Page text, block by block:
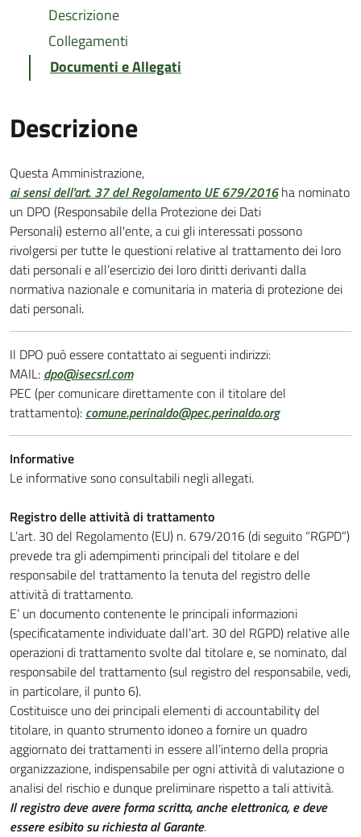
Descrizione
Collegamenti
Documenti e Allegati
Descrizione
Questa Amministrazione,
ai sensi dell'art. 37 del Regolamento UE 679/2016ha nominato
un DPO (Responsabile della Protezione dei Dati
Personali) esterno all'ente, a cui gli interessati possono
rivolgersi per tutte le questioni relative al trattamento dei loro
dati personali e all’esercizio dei loro diritti derivanti dalla
normativa nazionale e comunitaria in materia di protezione dei
dati personali.
Il DPO può essere contattato ai seguenti indirizzi:
MAIL: dpo@isecsrl.com
PEC (per comunicare direttamente con il titolare del
trattamento): comune.perinaldo@pec.perinaldo.org
Informative
Le informative sono consultabili negli allegati.
Registro delle attività di trattamento
L’art. 30 del Regolamento (EU) n. 679/2016 (di seguito “RGPD”)
prevede tra gli adempimenti principali del titolare e del
responsabile del trattamento la tenuta del registro delle
attività di trattamento.
E’ un documento contenente le principali informazioni
(specificatamente individuate dall’art. 30 del RGPD) relative alle
operazioni di trattamento svolte dal titolare e, se nominato, dal
responsabile del trattamento (sul registro del responsabile, vedi,
in particolare, il punto 6).
Costituisce uno dei principali elementi di accountability del
titolare, in quanto strumento idoneo a fornire un quadro
aggiornato dei trattamenti in essere all’interno della propria
organizzazione, indispensabile per ogni attività di valutazione o
analisi del rischio e dunque preliminare rispetto a tali attività.
Il registro deve avere forma scritta, anche elettronica, e deve
essere esibito su richiesta al Garante.